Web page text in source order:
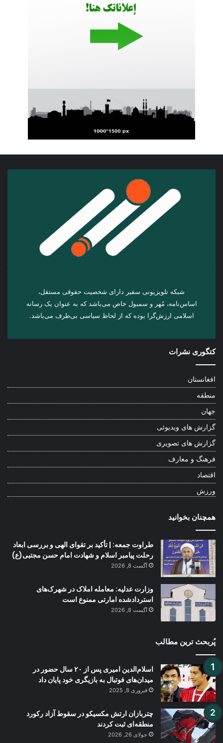
شبکه تلویزیونی سفیر دارای شخصیت حقوقی مستقل،
اساس‌نامه، مُهر و سمبول خاص می‌باشد که به عنوان یک رسانه
اسلامی ارزش‌گرا بوده که از لحاظ سیاسی بی‌طرف می‌باشد.
کتگوری نشرات
افغانستان
منطقه
جهان
گزارش های ویدیوئی
گزارش های تصویری
فرهنگ و معارف
اقتصاد
ورزش
همچنان بخوانید
طراوت جمعه: | تأکید بر تقوای الهی و بررسی ابعاد
رحلت پیامبر اسلام و شهادت امام حسن مجتبی(ع)
آگست 8, 2026
وزارت عدلیه: معامله املاک در شهرک‌های
استردادشده امارتی ممنوع است
آگست 8, 2026
پُربحث ترین مطالب
اسلام‌الدین امیری پس از ۲۰ سال حضور در
میدان‌های فوتبال به بازیگری خود پایان داد
فبروری 8, 2025
چتربازان ارتش مکسیکو در سقوط آزاد رکورد
منطقه‌ای ثبت کردند
جولای 26, 2026